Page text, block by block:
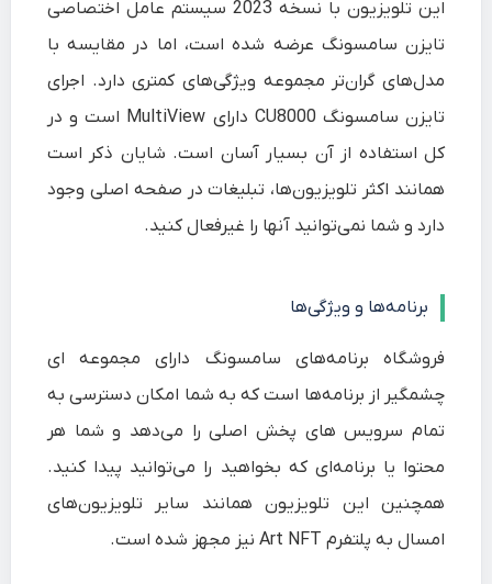
این تلویزیون با نسخه 2023 سیستم عامل اختصاصی
تایزن سامسونگ عرضه شده است، اما در مقایسه با
مدل‌های گران‌تر مجموعه ویژگی‌های کمتری دارد. اجرای
تایزن سامسونگ CU8000 دارای MultiView است و در
کل استفاده از آن بسیار آسان است. شایان ذکر است
همانند اکثر تلویزیون‌ها، تبلیغات در صفحه اصلی وجود
دارد و شما نمی‌توانید آنها را غیرفعال کنید.
برنامه‌ها و ویژگی‌ها
فروشگاه برنامه‌های سامسونگ دارای مجموعه ای
چشمگیر از برنامه‌ها است که به شما امکان دسترسی به
تمام سرویس های پخش اصلی را می‌دهد و شما هر
محتوا یا برنامه‌ای که بخواهید را می‌توانید پیدا کنید.
همچنین این تلویزیون همانند سایر تلویزیون‌های
امسال به پلتفرم Art NFT نیز مجهز شده است.